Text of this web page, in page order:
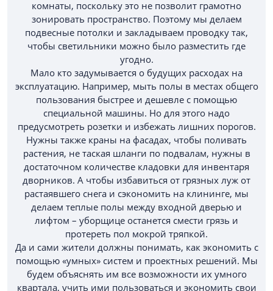
комнаты, поскольку это не позволит грамотно
зонировать пространство. Поэтому мы делаем
подвесные потолки и закладываем проводку так,
чтобы светильники можно было разместить где
угодно.
Мало кто задумывается о будущих расходах на
эксплуатацию. Например, мыть полы в местах общего
пользования быстрее и дешевле с помощью
специальной машины. Но для этого надо
предусмотреть розетки и избежать лишних порогов.
Нужны также краны на фасадах, чтобы поливать
растения, не таская шланги по подвалам, нужны в
достаточном количестве кладовки для инвентаря
дворников. А чтобы избавиться от грязных луж от
растаявшего снега и сэкономить на клининге, мы
делаем теплые полы между входной дверью и
лифтом – уборщице останется смести грязь и
протереть пол мокрой тряпкой.
Да и сами жители должны понимать, как экономить с
помощью «умных» систем и проектных решений. Мы
будем объяснять им все возможности их умного
квартала, учить ими пользоваться и экономить свои